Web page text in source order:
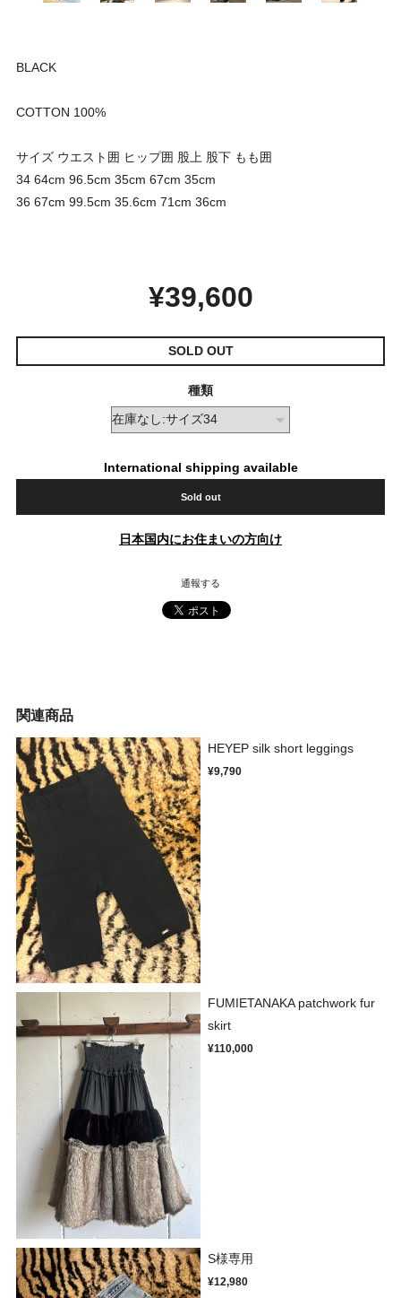
BLACK
COTTON 100%
サイズ ウエスト囲 ヒップ囲 股上 股下 もも囲
34 64cm 96.5cm 35cm 67cm 35cm
36 67cm 99.5cm 35.6cm 71cm 36cm
¥39,600
SOLD OUT
種類
International shipping available
Sold out
日本国内にお住まいの方向け
通報する
関連商品
HEYEP silk short leggings
¥9,790
FUMIETANAKA patchwork fur
skirt
¥110,000
S様専用
¥12,980